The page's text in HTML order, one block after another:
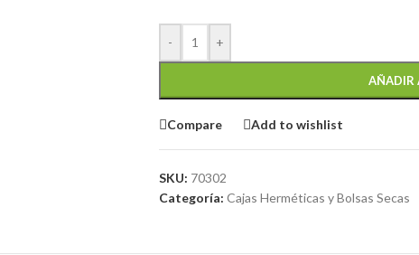
- +
AÑADIR
Compare Add to wishlist
SKU: 70302
Categoría: Cajas Herméticas y Bolsas Secas